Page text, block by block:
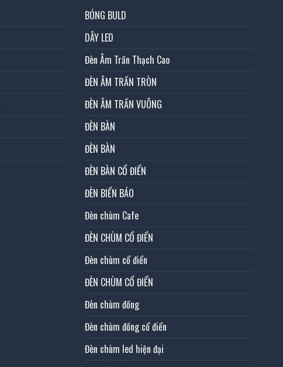
BÓNG BULD
DÂY LED
Đèn Âm Trần Thạch Cao
ĐÈN ÂM TRẦN TRÒN
ĐÈN ÂM TRẦN VUÔNG
ĐÈN BÀN
ĐÈN BÀN
ĐÈN BÀN CỔ ĐIỂN
ĐÈN BIỂN BÁO
Đèn chùm Cafe
ĐÈN CHÙM CỔ ĐIỂN
Đèn chùm cổ điển
ĐÈN CHÙM CỔ ĐIỂN
Đèn chùm đồng
Đèn chùm đồng cổ điển
Đèn chùm led hiện đại